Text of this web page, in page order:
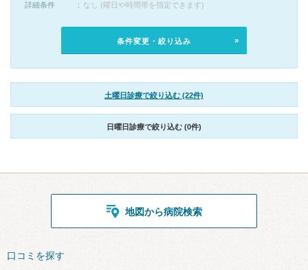
詳細条件
なし (曜日や時間帯を指定できます)
条件変更・絞り込み
土曜日診療で絞り込む (22件)
日曜日診療で絞り込む (0件)
地図から病院検索
口コミを探す